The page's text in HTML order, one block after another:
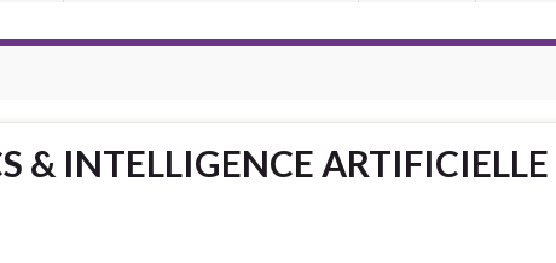
& INTELLIGENCE ARTIFICIELLE